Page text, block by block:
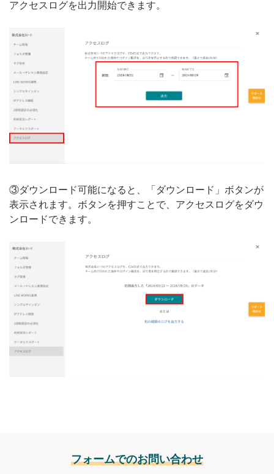
アクセスログを出力開始できます。
③ダウンロード可能になると、「ダウンロード」ボタンが
表示されます。ボタンを押すことで、アクセスログをダウ
ンロードできます。
フォームでのお問い合わせ